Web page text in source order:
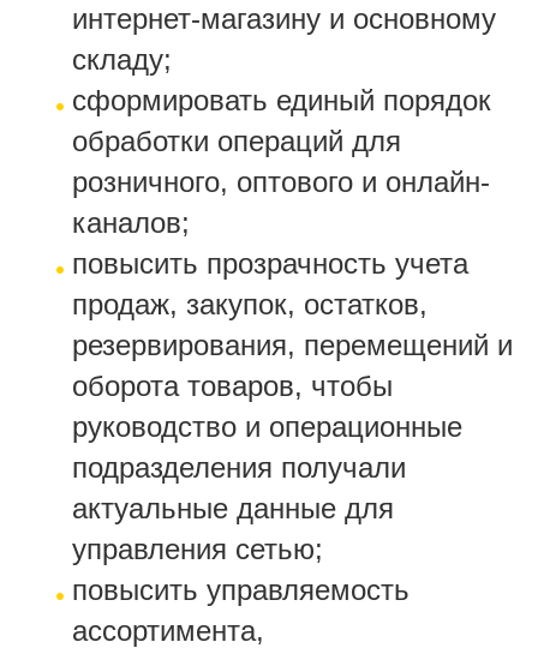
интернет-магазину и основному
складу;
сформировать единый порядок
обработки операций для
розничного, оптового и онлайн-
каналов;
повысить прозрачность учета
продаж, закупок, остатков,
резервирования, перемещений и
оборота товаров, чтобы
руководство и операционные
подразделения получали
актуальные данные для
управления сетью;
повысить управляемость
ассортимента,